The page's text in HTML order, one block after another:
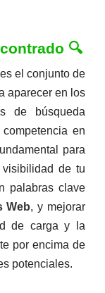
🔍
el conjunto de
aparecer en los
de búsqueda
en
para
de tu
palabras clave
Web, y mejorar
de carga y la
por encima de
potenciales.